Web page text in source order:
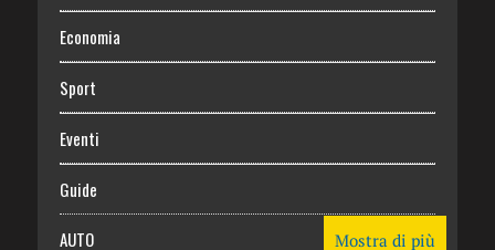
Economia
Sport
Eventi
Guide
AUTO Mostra di più